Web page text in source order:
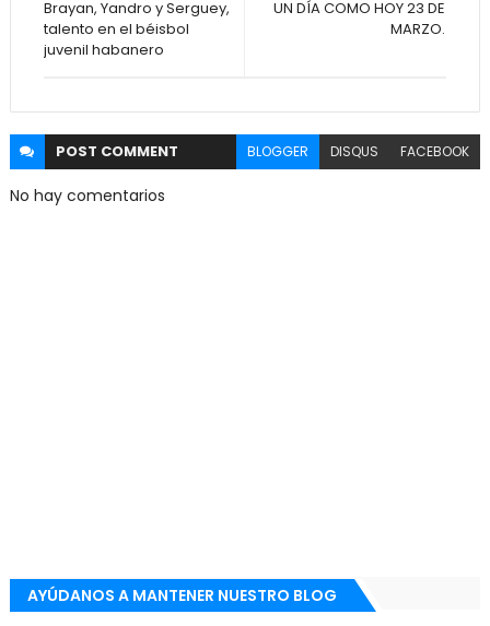
UN DÍA COMO HOY 23 DE
MARZO.
Brayan, Yandro y Serguey,
talento en el béisbol
juvenil habanero
POST COMMENT BLOGGER DISQUS FACEBOOK
No hay comentarios
AYÚDANOS A MANTENER NUESTRO BLOG